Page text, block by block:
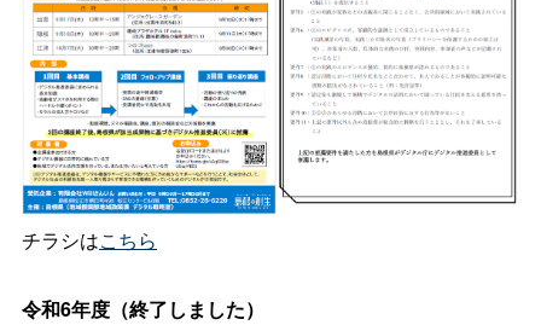
チラシはこちら
令和6年度（終了しました）